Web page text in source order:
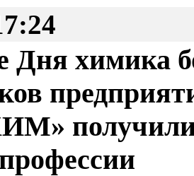
Дня химика
получили